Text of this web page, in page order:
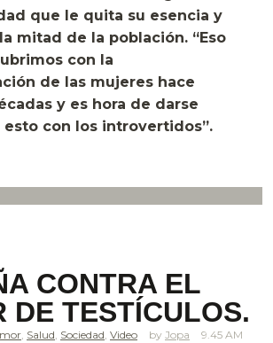
que le quita su esencia y
mitad de la población. “Eso
con la
de las mujeres hace
y es hora de darse
esto con los introvertidos”.
CONTRA EL
DE TESTÍCULOS.
, Salud, Sociedad, Video Jopa 9.45 AM